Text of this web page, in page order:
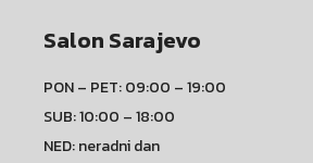
Salon Sarajevo
PON – PET: 09:00 – 19:00
SUB: 10:00 – 18:00
NED: neradni dan